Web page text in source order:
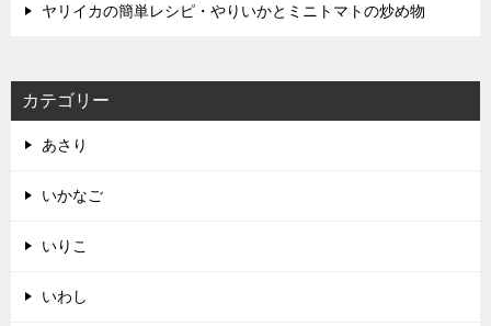
ヤリイカの簡単レシピ・やりいかとミニトマトの炒め物
カテゴリー
あさり
いかなご
いりこ
いわし